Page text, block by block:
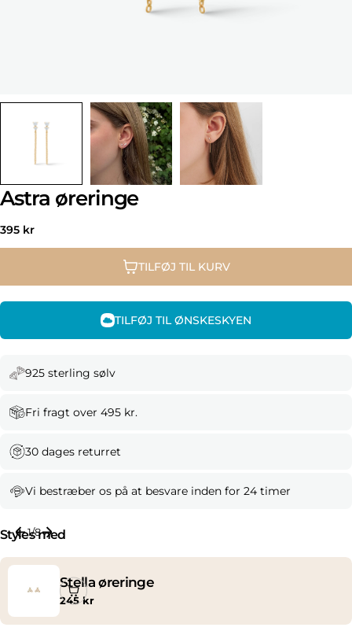
Astra øreringe
Normal
pris
395 kr
TILFØJ TIL KURV
TILFØJ TIL ØNSKESKYEN
925 sterling sølv
Fri fragt over 495 kr.
30 dages returret
Vi bestræber os på at besvare inden for 24 timer
Styles med
Stella øreringe
Normal
245 kr
1/8